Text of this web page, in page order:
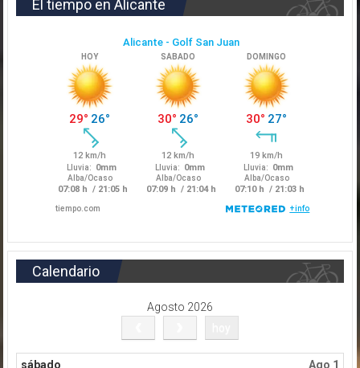
El tiempo en Alicante
Calendario
Agosto 2026
sábado Ago 1